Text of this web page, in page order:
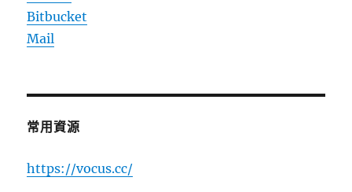
Bitbucket
Mail
常用資源
https://vocus.cc/